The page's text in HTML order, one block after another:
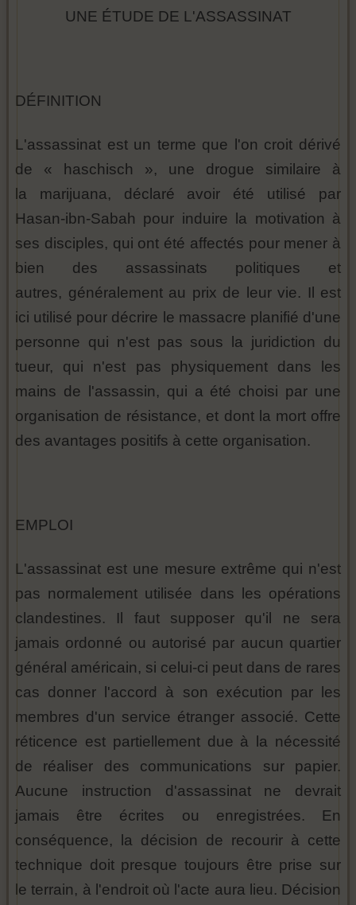
UNE ÉTUDE DE L'ASSASSINAT
DÉFINITION
L'assassinat est un terme que l'on croit dérivé
de « haschisch », une drogue similaire à
la marijuana, déclaré avoir été utilisé par
Hasan-ibn-Sabah pour induire la motivation à
ses disciples, qui ont été affectés pour mener à
bien des assassinats politiques et
autres, généralement au prix de leur vie. Il est
ici utilisé pour décrire le massacre planifié d'une
personne qui n'est pas sous la juridiction du
tueur, qui n'est pas physiquement dans les
mains de l'assassin, qui a été choisi par une
organisation de résistance, et dont la mort offre
des avantages positifs à cette organisation.
EMPLOI
L'assassinat est une mesure extrême qui n'est
pas normalement utilisée dans les opérations
clandestines. Il faut supposer qu'il ne sera
jamais ordonné ou autorisé par aucun quartier
général américain, si celui-ci peut dans de rares
cas donner l'accord à son exécution par les
membres d'un service étranger associé. Cette
réticence est partiellement due à la nécessité
de réaliser des communications sur papier.
Aucune instruction d'assassinat ne devrait
jamais être écrites ou enregistrées. En
conséquence, la décision de recourir à cette
technique doit presque toujours être prise sur
le terrain, à l'endroit où l'acte aura lieu. Décision